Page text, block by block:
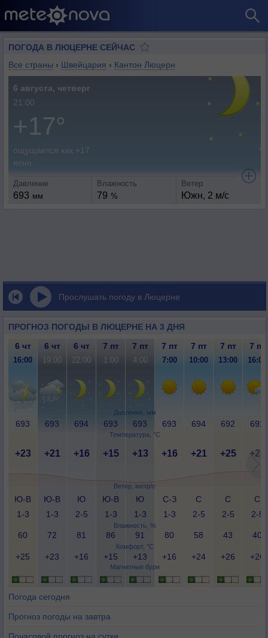
ПОГОДА В ЛЮЦЕРНЕ СЕЙЧАС
Все страны › Швейцария › Кантон Люцерн
6 августа, четверг
21:00
+17°
ощущается как +17
ясно
Давление
693 мм
Влажность
79 %
Ветер
Южн, 2 м/с
Прослушать погоду в Люцерне
ПРОГНОЗ ПОГОДЫ В ЛЮЦЕРНЕ НА 3 ДНЯ
Давление, мм
Температура, °C
Ветер, метр/с
Влажность, %
Комфорт, °C
Магнитные бури
6 чт 6 чт 6 чт 7 пт 7 пт 7 пт 7 пт 7 пт 7 пт
16:00 19:00 22:00 1:00 4:00 7:00 10:00 13:00 16:00
693 693 694 693 693 693 694 692 692
+23 +21 +16 +15 +13 +16 +21 +25 +25
Ю-В
1-3
Ю-В
1-3
Ю
2-5
Ю-В
1-3
Ю
1-3
С-З
1-3
С
2-5
С
2-5
С
2-5
60 72 81 86 91 80 58 43 40
+25 +23 +16 +15 +13 +16 +24 +26 +26
Погода сегодня
Прогноз погоды на завтра